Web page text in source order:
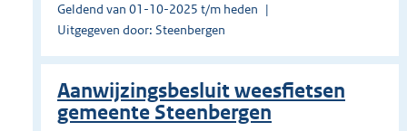
Geldend van 01-10-2025 t/m heden
Uitgegeven door: Steenbergen
Aanwijzingsbesluit weesfietsen
gemeente Steenbergen